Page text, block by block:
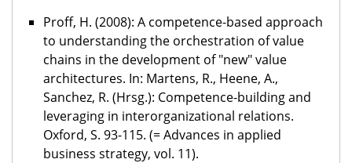
Proff, H. (2008): A competence-based approach
to understanding the orchestration of value
chains in the development of "new" value
architectures. In: Martens, R., Heene, A.,
Sanchez, R. (Hrsg.): Competence-building and
leveraging in interorganizational relations.
Oxford, S. 93-115. (= Advances in applied
business strategy, vol. 11).